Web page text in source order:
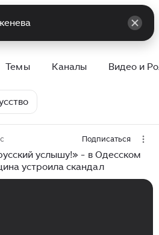
Темы Каналы Видео и
Подписаться
услышу!» - в Одесском
устроила скандал